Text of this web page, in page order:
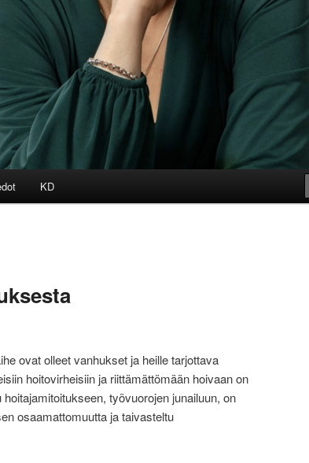
KD
ovat olleet vanhukset ja heille tarjottava
hoitovirheisiin ja riittämättömään hoivaan on
työvuorojen junailuun, on
osaamattomuutta ja taivasteltu